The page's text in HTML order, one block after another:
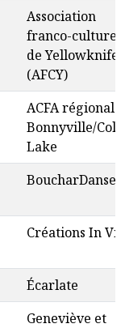
Association
franco-
de Yellowknife
(AFCY)
ACFA régionale
Bonnyville/Cold
Lake
BoucharDanse
Créations In
Écarlate
Geneviève et